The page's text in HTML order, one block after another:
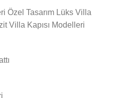
Özel Tasarım Lüks Villa
Villa Kapısı Modelleri